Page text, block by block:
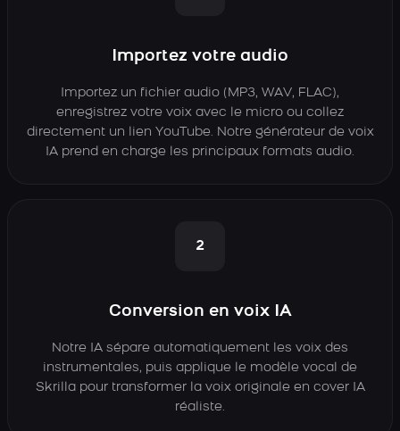
Importez votre audio
Importez un fichier audio (MP3, WAV, FLAC),
enregistrez votre voix avec le micro ou collez
directement un lien YouTube. Notre générateur de voix
IA prend en charge les principaux formats audio.
2
Conversion en voix IA
Notre IA sépare automatiquement les voix des
instrumentales, puis applique le modèle vocal de
Skrilla pour transformer la voix originale en cover IA
réaliste.